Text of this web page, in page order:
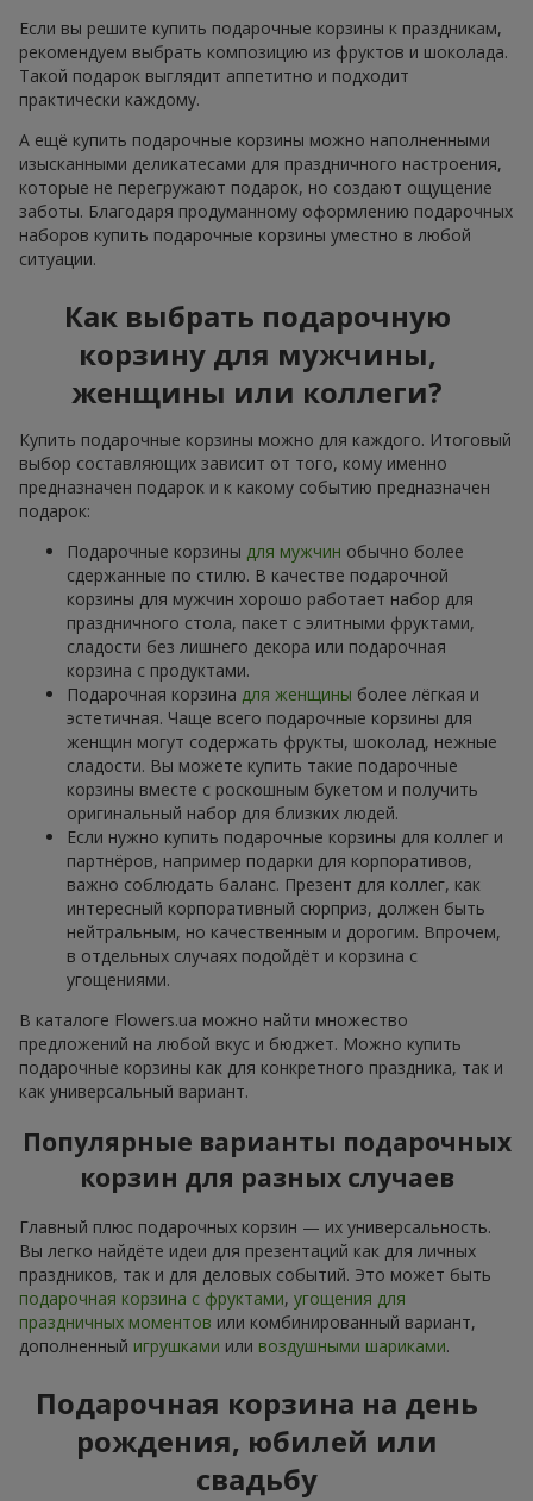
Если вы решите купить подарочные корзины к праздникам,
рекомендуем выбрать композицию из фруктов и шоколада.
Такой подарок выглядит аппетитно и подходит
практически каждому.
А ещё купить подарочные корзины можно наполненными
изысканными деликатесами для праздничного настроения,
которые не перегружают подарок, но создают ощущение
заботы. Благодаря продуманному оформлению подарочных
наборов купить подарочные корзины уместно в любой
ситуации.
Как выбрать подарочную
корзину для мужчины,
женщины или коллеги?
Купить подарочные корзины можно для каждого. Итоговый
выбор составляющих зависит от того, кому именно
предназначен подарок и к какому событию предназначен
подарок:
Подарочные корзины для мужчин обычно более
сдержанные по стилю. В качестве подарочной
корзины для мужчин хорошо работает набор для
праздничного стола, пакет с элитными фруктами,
сладости без лишнего декора или подарочная
корзина с продуктами.
Подарочная корзина для женщины более лёгкая и
эстетичная. Чаще всего подарочные корзины для
женщин могут содержать фрукты, шоколад, нежные
сладости. Вы можете купить такие подарочные
корзины вместе с роскошным букетом и получить
оригинальный набор для близких людей.
Если нужно купить подарочные корзины для коллег и
партнёров, например подарки для корпоративов,
важно соблюдать баланс. Презент для коллег, как
интересный корпоративный сюрприз, должен быть
нейтральным, но качественным и дорогим. Впрочем,
в отдельных случаях подойдёт и корзина с
угощениями.
В каталоге Flowers.ua можно найти множество
предложений на любой вкус и бюджет. Можно купить
подарочные корзины как для конкретного праздника, так и
как универсальный вариант.
Популярные варианты подарочных
корзин для разных случаев
Главный плюс подарочных корзин — их универсальность.
Вы легко найдёте идеи для презентаций как для личных
праздников, так и для деловых событий. Это может быть
подарочная корзина с фруктами, угощения для
праздничных моментов или комбинированный вариант,
дополненный игрушками или воздушными шариками.
Подарочная корзина на день
рождения, юбилей или
свадьбу